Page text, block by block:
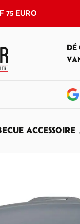
75 EURO
DÉ
ACCESSOIRE